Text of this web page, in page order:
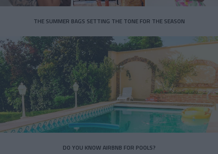
THE SUMMER BAGS SETTING THE TONE FOR THE SEASON
DO YOU KNOW AIRBNB FOR POOLS?